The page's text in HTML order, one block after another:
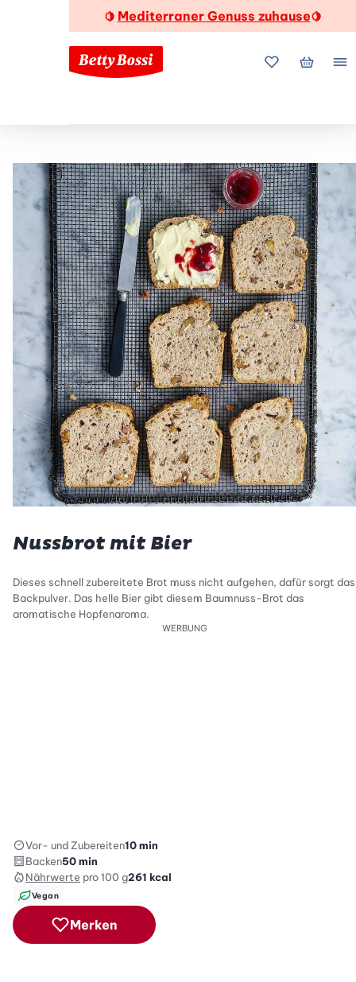
🍋 Mediterraner Genuss zuhause🍋
MeineMein
Nussbrot mit Bier
Dieses schnell zubereitete Brot muss nicht aufgehen, dafür sorgt das
Backpulver. Das helle Bier gibt diesem Baumnuss-Brot das
aromatische Hopfenaroma.
WERBUNG
Vor- und Zubereiten10 min
Backen50 min
Nährwerte pro 100 g261 kcal
Vegan
Merken